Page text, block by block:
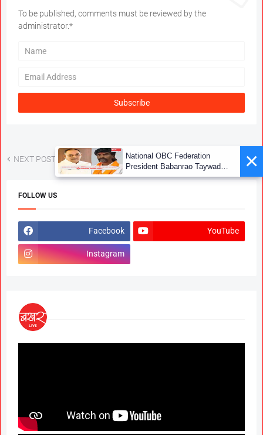
To be published, comments must be reviewed by the
administrator.*
NEXT POST PREVIOUS POST
FOLLOW US
Facebook YouTube
Instagram
×
National OBC Federation
President Babanrao Taywade
Claims Only 27 Kunbi